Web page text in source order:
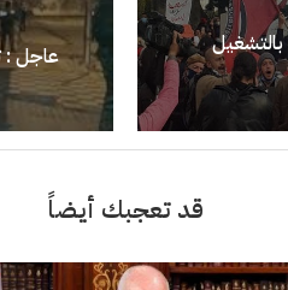
عاجل :
قد تعجبك أيضاً